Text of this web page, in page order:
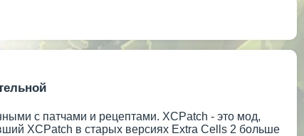
с патчами и рецептами. XCPatch - это мод,
XCPatch в старых версиях Extra Cells 2 больше